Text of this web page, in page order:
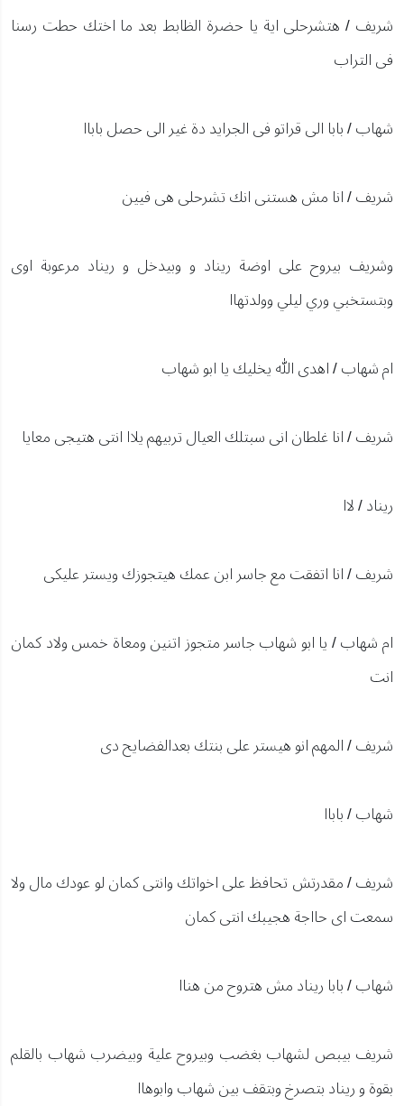
شريف / هتشرحلى اية يا حضرة الظابط بعد ما اختك حطت رسنا
فى التراب
شهاب / بابا الى قراتو فى الجرايد دة غير الى حصل باباا
شريف / انا مش هستنى انك تشرحلى هى فيين
وشريف بيروح على اوضة ريناد و وبيدخل و ريناد مرعوبة اوى
وبتستخبي وري ليلي وولدتهاا
ام شهاب / اهدى الله يخليك يا ابو شهاب
شريف / انا غلطان انى سبتلك العيال تربيهم يلاا انتى هتيجى معايا
ريناد / لاا
شريف / انا اتفقت مع جاسر ابن عمك هيتجوزك ويستر عليكى
ام شهاب / يا ابو شهاب جاسر متجوز اتنين ومعاة خمس ولاد كمان
انت
شريف / المهم انو هيستر على بنتك بعدالفضايح دى
شهاب / باباا
شريف / مقدرتش تحافظ على اخواتك وانتى كمان لو عودك مال ولا
سمعت اى حااجة هجيبك انتى كمان
شهاب / بابا ريناد مش هتروح من هناا
شريف بيبص لشهاب بغضب وبيروح علية وبيضرب شهاب بالقلم
بقوة و ريناد بتصرخ وبتقف بين شهاب وابوهاا